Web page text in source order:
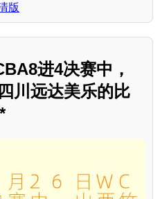
版
进4决赛中，
川远达美乐的比